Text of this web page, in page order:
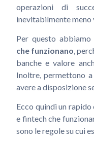
operazioni di
inevitabilmente meno
Per questo abbiamo
che funzionano,
banche e valore
Inoltre, permettono
avere a disposizione
Ecco quindi un
e fintech che
sono le regole su cui